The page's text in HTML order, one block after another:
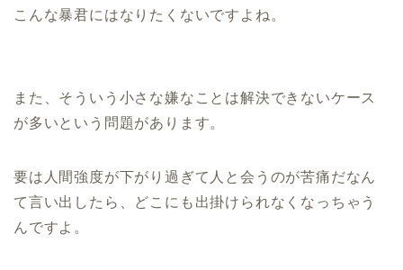
こんな暴君にはなりたくないですよね。
また、そういう小さな嫌なことは解決できないケース
が多いという問題があります。
要は人間強度が下がり過ぎて人と会うのが苦痛だなん
て言い出したら、どこにも出掛けられなくなっちゃう
んですよ。